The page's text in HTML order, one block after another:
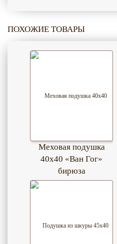
ПОХОЖИЕ ТОВАРЫ
Меховая подушка
40х40 «Ван Гог»
бирюза